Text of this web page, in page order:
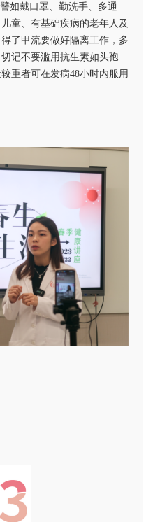
如戴口罩、勤洗手、多通
童、有基础疾病的老年人及
了甲流要做好隔离工作，多
记不要滥用抗生素如头孢
重者可在发病48小时内服用